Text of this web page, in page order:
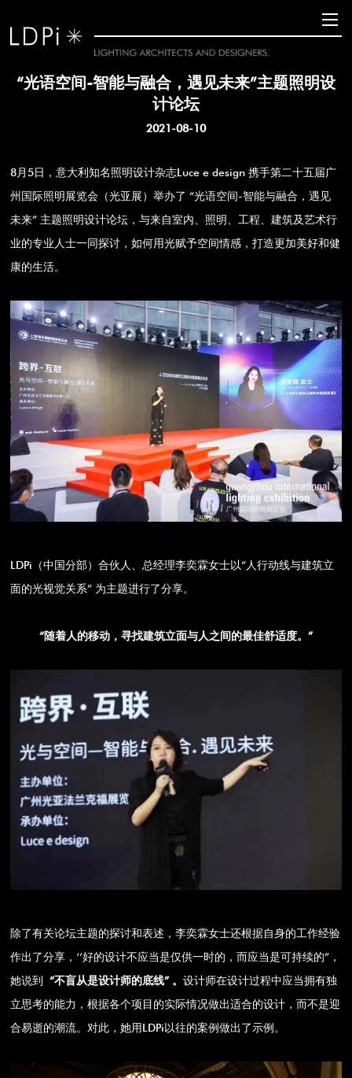
“光语空间-智能与融合，遇见未来”主题照明设
计论坛
2021-08-10
8月5日，意大利知名照明设计杂志Luce e design 携手第二十五届广
州国际照明展览会（光亚展）举办了 “光语空间-智能与融合，遇见
未来” 主题照明设计论坛，与来自室内、照明、工程、建筑及艺术行
业的专业人士一同探讨，如何用光赋予空间情感，打造更加美好和健
康的生活。
LDPi（中国分部）合伙人、总经理李奕霖女士以“人行动线与建筑立
面的光视觉关系” 为主题进行了分享。
“随着人的移动，寻找建筑立面与人之间的最佳舒适度。”
除了有关论坛主题的探讨和表述，李奕霖女士还根据自身的工作经验
作出了分享，‘’好的设计不应当是仅供一时的，而应当是可持续的”，
她说到 “不盲从是设计师的底线” 。设计师在设计过程中应当拥有独
立思考的能力，根据各个项目的实际情况做出适合的设计，而不是迎
合易逝的潮流。对此，她用LDPi以往的案例做出了示例。